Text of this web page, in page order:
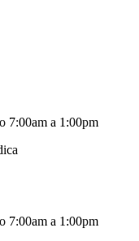
7:00am a 1:00pm
7:00am a 1:00pm